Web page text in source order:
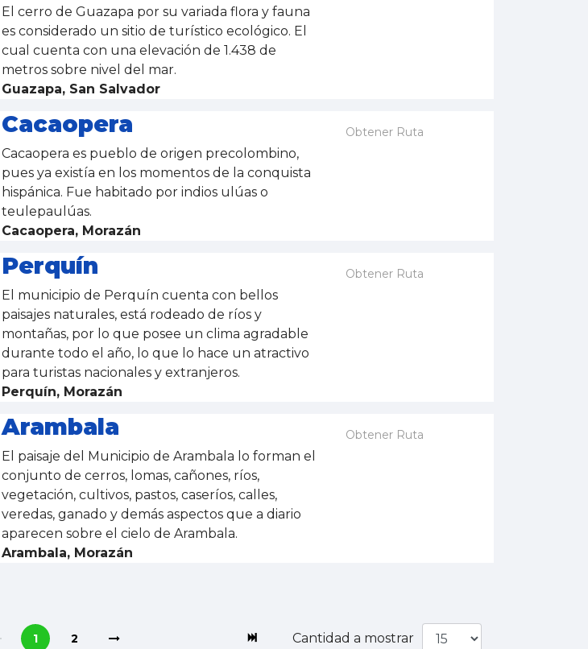
El cerro de Guazapa por su variada flora y fauna
es considerado un sitio de turístico ecológico. El
cual cuenta con una elevación de 1.438 de
metros sobre nivel del mar.​
Guazapa, San Salvador
Cacaopera
Cacaopera es pueblo de origen precolombino,
pues ya existía en los momentos de la conquista
hispánica. Fue habitado por indios ulúas o
teulepaulúas.
Cacaopera, Morazán
Obtener Ruta
Perquín
El municipio de Perquín cuenta con bellos
paisajes naturales, está rodeado de ríos y
montañas, por lo que posee un clima agradable
durante todo el año, lo que lo hace un atractivo
para turistas nacionales y extranjeros.
Perquín, Morazán
Obtener Ruta
Arambala
El paisaje del Municipio de Arambala lo forman el
conjunto de cerros, lomas, cañones, ríos,
vegetación, cultivos, pastos, caseríos, calles,
veredas, ganado y demás aspectos que a diario
aparecen sobre el cielo de Arambala.
Arambala, Morazán
Obtener Ruta
1 2 Cantidad a mostrar